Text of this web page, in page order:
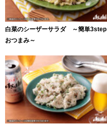
白菜のシーザーサラダ ～簡単3step
おつまみ～